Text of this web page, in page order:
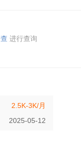
进行查询
2.5K-3K/月
2025-05-12